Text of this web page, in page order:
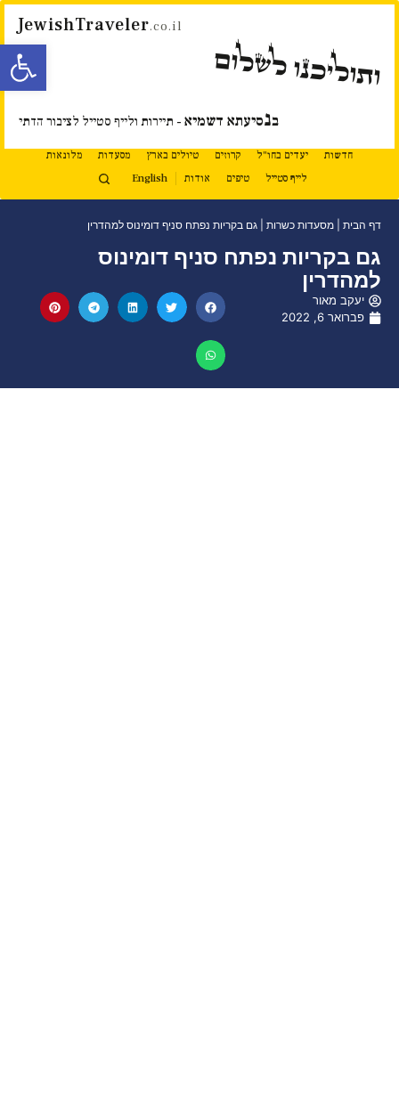
פתח
JewishTraveler.co.il
ותוליכנו לשלום
בנסיעתא דשמיא - תיירות ולייף סטייל לציבור הדתי
חדשות יעדים בחו"ל קרוזים טיולים בארץ מסעדות
מלונאות
לייף סטייל
טיפים אודות English
דף הבית מסעדות כשרות גם בקריות נפתח סניף דומינוס למהדרין
גם בקריות נפתח סניף דומינוס
למהדרין
יעקב מאור
פברואר 6, 2022